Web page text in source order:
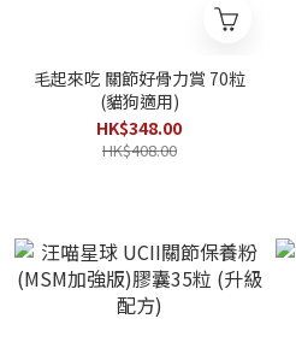
毛起來吃 關節好骨力賞 70粒
(貓狗適用)
HK$348.00
HK$408.00